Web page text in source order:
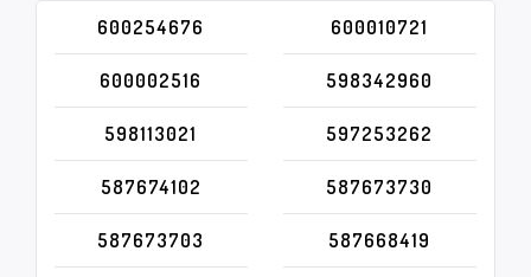
600254676 600010721
600002516 598342960
598113021 597253262
587674102 587673730
587673703 587668419